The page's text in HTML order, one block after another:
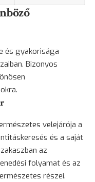
és gyakorisága
Bizonyos
velejárója a
és a saját
az
folyamat és az
részei.